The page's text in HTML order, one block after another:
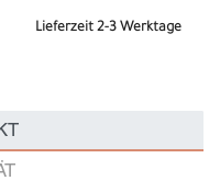
Lieferzeit 2-3 Werktage